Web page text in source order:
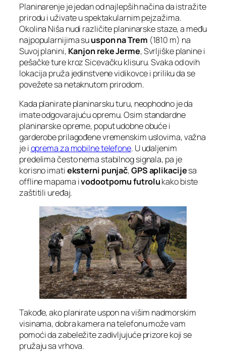
Planinarenje je jedan od najlepših načina da istražite
prirodu i uživate u spektakularnim pejzažima.
Okolina Niša nudi različite planinarske staze, a među
najpopularnijima suuspon na Trem (1810 m) na
Suvoj planini, Kanjon reke Jerme, Svrljiške planine i
pešačke ture kroz Sicevačku klisuru. Svaka od ovih
lokacija pruža jedinstvene vidikovce i priliku da se
povežete sa netaknutom prirodom.
Kada planirate planinarsku turu, neophodno je da
imate odgovarajuću opremu. Osim standardne
planinarske opreme, poput udobne obuće i
garderobe prilagođene vremenskim uslovima, važna
je ioprema za mobilne telefone. U udaljenim
predelima često nema stabilnog signala, pa je
korisno imatieksterni punjač,GPS aplikacijesa
offline mapama ivodootpornu futrolukako biste
zaštitili uređaj.
Takođe, ako planirate uspon na višim nadmorskim
visinama, dobra kamera na telefonu može vam
pomoći da zabeležite zadivljujuće prizore koji se
pružaju sa vrhova.